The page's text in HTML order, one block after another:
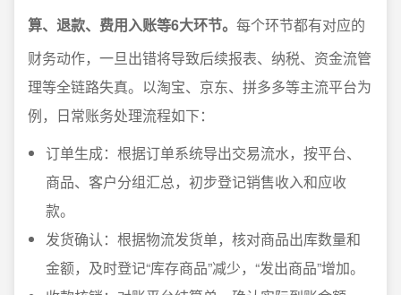
算、退款、费用入账等6大环节。 每个环节都有对应的
财务动作，一旦出错将导致后续报表、纳税、资金流管
理等全链路失真。以淘宝、京东、拼多多等主流平台为
例，日常账务处理流程如下：
订单生成：根据订单系统导出交易流水，按平台、
商品、客户分组汇总，初步登记销售收入和应收
款。
发货确认：根据物流发货单，核对商品出库数量和
金额，及时登记“库存商品”减少，“发出商品”增加。